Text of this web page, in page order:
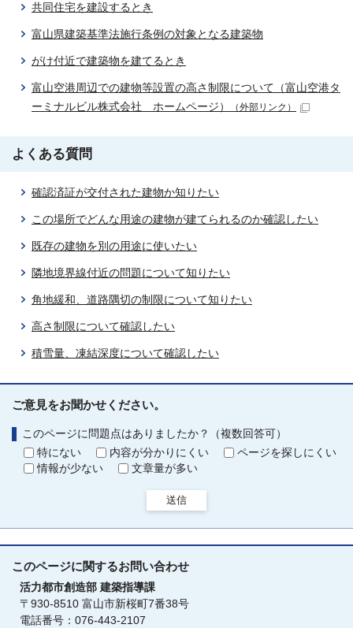
共同住宅を建設するとき
富山県建築基準法施行条例の対象となる建築物
がけ付近で建築物を建てるとき
富山空港周辺での建物等設置の高さ制限について（富山空港タ
ーミナルビル株式会社 ホームページ）
（外部リンク）
よくある質問
確認済証が交付された建物か知りたい
この場所でどんな用途の建物が建てられるのか確認したい
既存の建物を別の用途に使いたい
隣地境界線付近の問題について知りたい
角地緩和、道路隅切の制限について知りたい
高さ制限について確認したい
積雪量、凍結深度について確認したい
ご意見をお聞かせください。
このページに問題点はありましたか？（複数回答可）
特にない
内容が分かりにくい
ページを探しにくい
情報が少ない
文章量が多い
送信
このページに関するお問い合わせ
活力都市創造部 建築指導課
〒930-8510 富山市新桜町7番38号
電話番号：076-443-2107